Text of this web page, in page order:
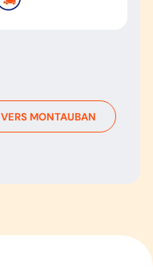
VERS MONTAUBAN